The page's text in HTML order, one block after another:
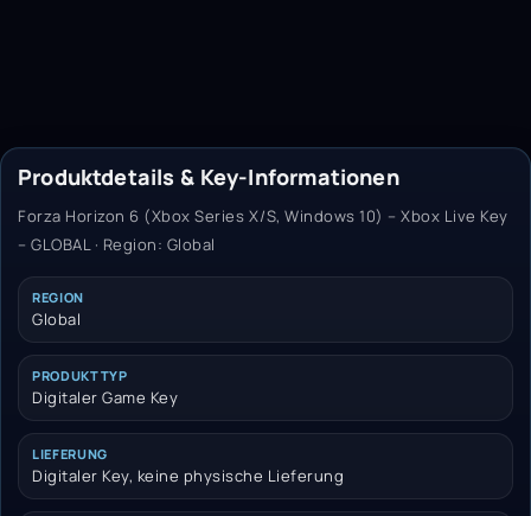
Produktdetails & Key-Informationen
Forza Horizon 6 (Xbox Series X/S, Windows 10) – Xbox Live Key
– GLOBAL · Region: Global
REGION
Global
PRODUKTTYP
Digitaler Game Key
LIEFERUNG
Digitaler Key, keine physische Lieferung